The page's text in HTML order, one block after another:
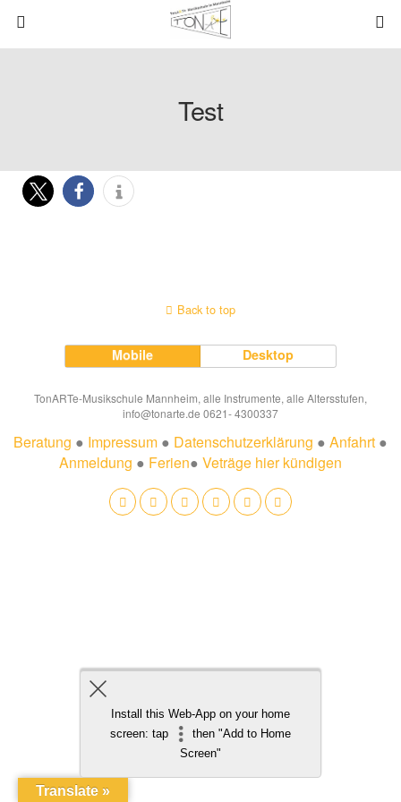
Test
Back to top
Mobile Desktop
TonARTe-Musikschule Mannheim, alle Instrumente, alle Altersstufen,
info@tonarte.de 0621- 4300337
Beratung ● Impressum ● Datenschutzerklärung ● Anfahrt ●
Anmeldung ● Ferien● Veträge hier kündigen
Translate »
Install this Web-App on your home
screen: tap
then "Add to Home
Screen"